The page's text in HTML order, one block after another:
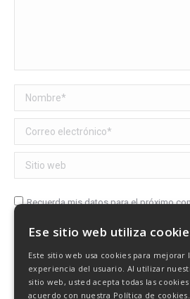
Nombre *
Correo electrónico *
Sitio web
Recuerda mis datos para el próximo
Publicar comentario
Ese sitio web utiliza
Este sitio web usa cookies para mejorar
experiencia del usuario. Al utilizar
sitio web, usted acepta todas las
acuerdo con nuestra Política de cookies.